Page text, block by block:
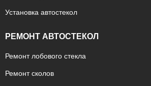
Установка автостекол
РЕМОНТ АВТОСТЕКОЛ
Ремонт лобового стекла
Ремонт сколов